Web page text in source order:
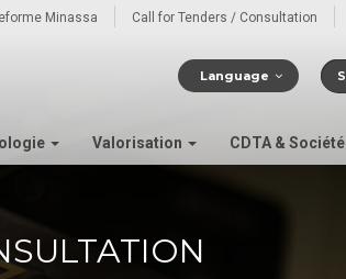
Call for Tenders / Consultation
Minassa
Language
Valorisation CDTA & Société